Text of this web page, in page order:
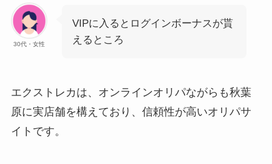
30代・女性
VIPに入るとログインボーナスが貰
えるところ
エクストレカは、オンラインオリパながらも秋葉
原に実店舗を構えており、信頼性が高いオリパサ
イトです。